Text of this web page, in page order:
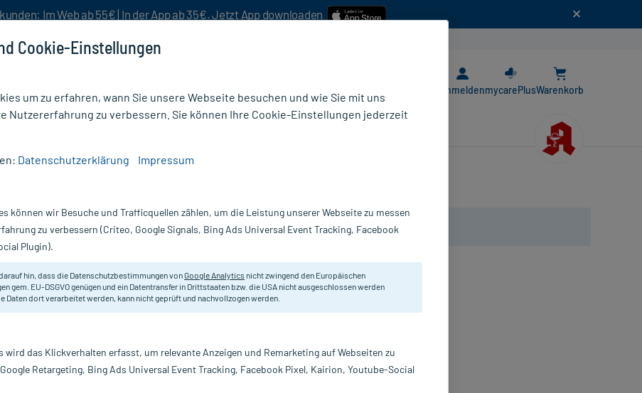
Im Web ab 55€ | In der App ab 35€. Jetzt App downloaden
AnmeldenmycarePlusWarenkorb
Nur für kurze Zeit:Gratis-Versand* ab 19€ Mindestbestellwert!
1 St
2,56 €
Steril, einzeln verpackt.
Inhalt:
1 St
Cookie-Einstellungen
um zu erfahren, wann Sie unsere Webseite besuchen und wie Sie mit uns
Nutzererfahrung zu verbessern. Sie können Ihre Cookie-Einstellungen jederzeit
Datenschutzerklärung Impressum
können wir Besuche und Trafficquellen zählen, um die Leistung unserer Webseite zu messen
zu verbessern (Criteo, Google Signals, Bing Ads Universal Event Tracking, Facebook
Plugin).
hin, dass die Datenschutzbestimmungen vonGoogle Analytics nicht zwingend den Europäischen
gem. EU-DSGVO genügen und ein Datentransfer in Drittstaaten bzw. die USA nicht ausgeschlossen werden
Daten dort verarbeitet werden, kann nicht geprüft und nachvollzogen werden.
wird das Klickverhalten erfasst, um relevante Anzeigen und Remarketing auf Webseiten zu
Retargeting, Bing Ads Universal Event Tracking, Facebook Pixel, Kairion, Youtube-Social